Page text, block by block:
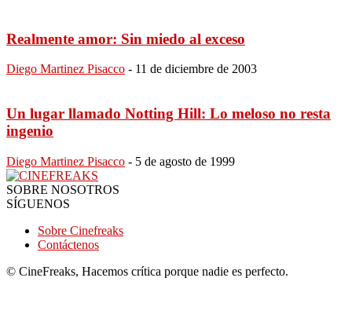
Realmente amor: Sin miedo al exceso
Diego Martinez Pisacco - 11 de diciembre de 2003
Un lugar llamado Notting Hill: Lo meloso no resta
ingenio
Diego Martinez Pisacco - 5 de agosto de 1999
SOBRE NOSOTROS
SÍGUENOS
Sobre Cinefreaks
Contáctenos
© CineFreaks, Hacemos crítica porque nadie es perfecto.